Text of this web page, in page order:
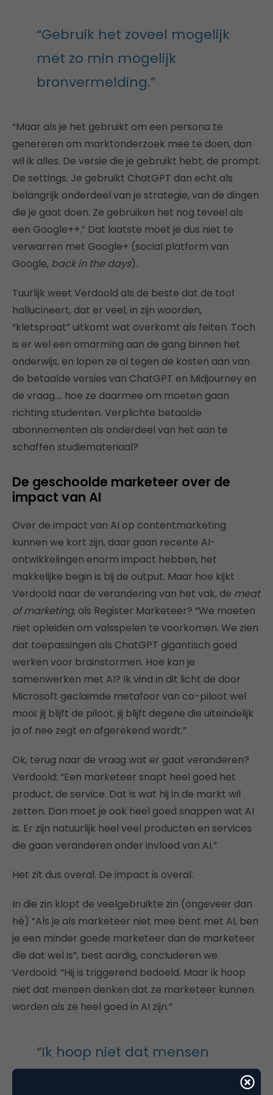
“Gebruik het zoveel mogelijk
met zo min mogelijk
bronvermelding.”
“Maar als je het gebruikt om een persona te
genereren om marktonderzoek mee te doen, dan
wil ik alles. De versie die je gebruikt hebt, de prompt.
De settings. Je gebruikt ChatGPT dan echt als
belangrijk onderdeel van je strategie, van de dingen
die je gaat doen. Ze gebruiken het nog teveel als
een Google++.” Dat laatste moet je dus niet te
verwarren met Google+ (social platform van
Google, back in the days).
Tuurlijk weet Verdoold als de beste dat de tool
hallucineert, dat er veel, in zijn woorden,
“kletspraat” uitkomt wat overkomt als feiten. Toch
is er wel een omarming aan de gang binnen het
onderwijs, en lopen ze al tegen de kosten aan van
de betaalde versies van ChatGPT en Midjourney en
de vraag…. hoe ze daarmee om moeten gaan
richting studenten. Verplichte betaalde
abonnementen als onderdeel van het aan te
schaffen studiemateriaal?
De geschoolde marketeer over de
impact van AI
Over de impact van AI op contentmarketing
kunnen we kort zijn, daar gaan recente AI-
ontwikkelingen enorm impact hebben, het
makkelijke begin is bij de output. Maar hoe kijkt
Verdoold naar de verandering van het vak, de meat
of marketing, als Register Marketeer? “We moeten
niet opleiden om valsspelen te voorkomen. We zien
dat toepassingen als ChatGPT gigantisch goed
werken voor brainstormen. Hoe kan je
samenwerken met AI? Ik vind in dit licht de door
Microsoft geclaimde metafoor van co-piloot wel
mooi: jij blijft de piloot, jij blijft degene die uiteindelijk
ja of nee zegt en afgerekend wordt.”
Ok, terug naar de vraag wat er gaat veranderen?
Verdoold: “Een marketeer snapt heel goed het
product, de service. Dat is wat hij in de markt wil
zetten. Dan moet je ook heel goed snappen wat AI
is. Er zijn natuurlijk heel veel producten en services
die gaan veranderen onder invloed van AI.”
Het zit dus overal. De impact is overal.
In die zin klopt de veelgebruikte zin (ongeveer dan
hè) “Als je als marketeer niet mee bent met AI, ben
je een minder goede marketeer dan de marketeer
die dat wel is”, best aardig, concluderen we.
Verdoold: “Hij is triggerend bedoeld. Maar ik hoop
niet dat mensen denken dat ze marketeer kunnen
worden als ze heel goed in AI zijn.”
“Ik hoop niet dat mensen